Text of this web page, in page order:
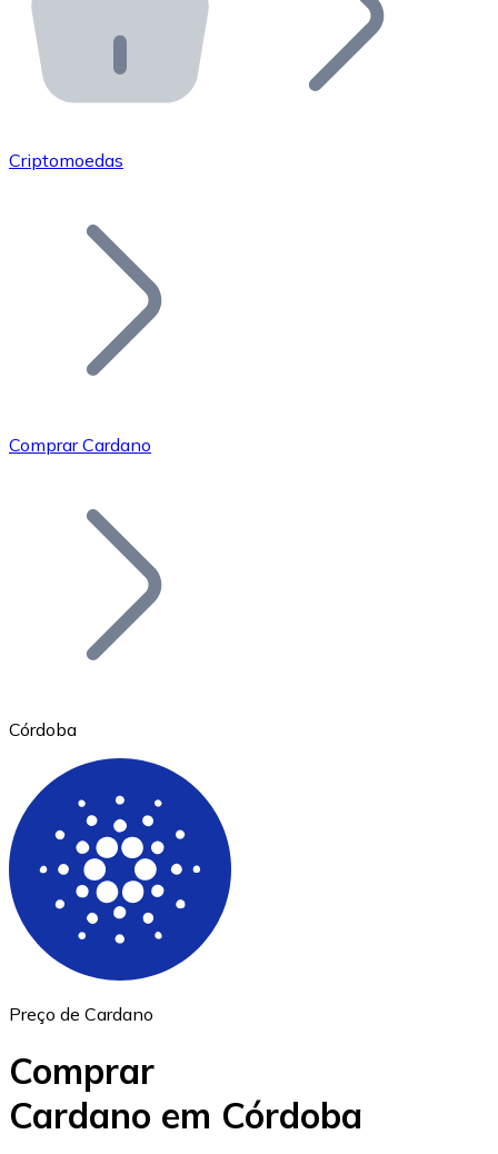
API Bitnovo
Integre nossa API no seu ecossistema.
Junte-se à nossa rede de revendedores e comercialize
Adicione o token do seu projeto ao nosso serviço de
Bitcoin
Ethereum
ETH
Criptomoedas
Comprar Cardano
Córdoba
Preço de Cardano
Comprar
Cardano em Córdoba